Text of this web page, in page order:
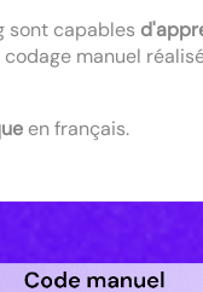
sont capables
manuel
en français.